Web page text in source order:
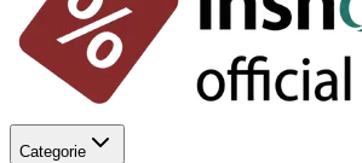
Categorie